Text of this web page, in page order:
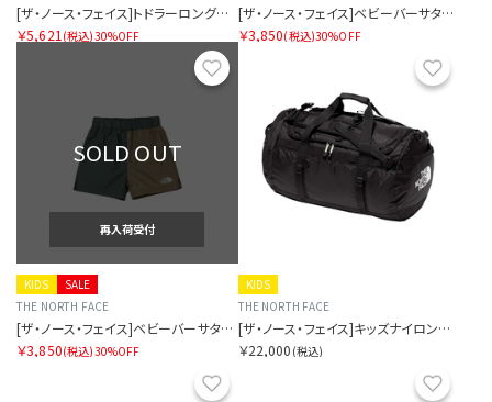
[ザ・ノース・フェイス]トドラーロングスリーブサンシェードフルジップジャケット
￥5,621 (税込)30%OFF
[ザ・ノース・フェイス]ベビーバーサタイルショート
￥3,850(税込)30%OFF
お気に入り
SOLD OUT
再入荷受付
SALE
KIDS
THE NORTH FACE
[ザ・ノース・フェイス]ベビーバーサタイルショート
￥3,850(税込)30%OFF
KIDS
THE NORTH FACE
[ザ・ノース・フェイス]キッズナイロンダッフル50
￥22,000 (税込)
お気に入り